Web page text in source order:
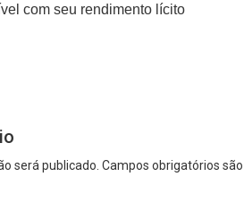
com seu rendimento lícito
será publicado. Campos obrigatórios são